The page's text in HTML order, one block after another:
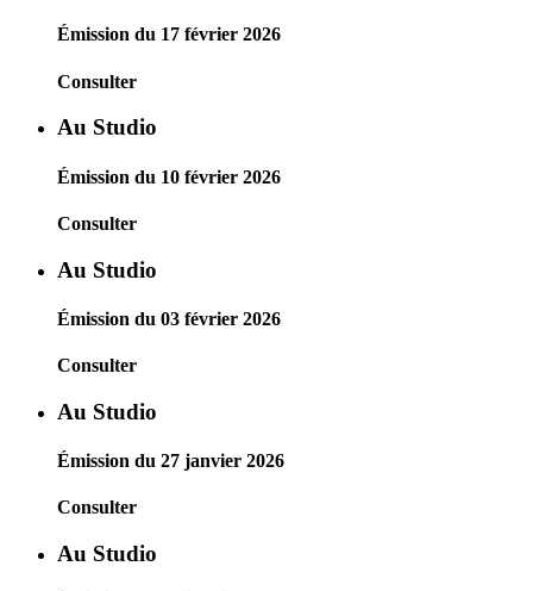
Émission du 17 février 2026
Consulter
Au Studio
Émission du 10 février 2026
Consulter
Au Studio
Émission du 03 février 2026
Consulter
Au Studio
Émission du 27 janvier 2026
Consulter
Au Studio